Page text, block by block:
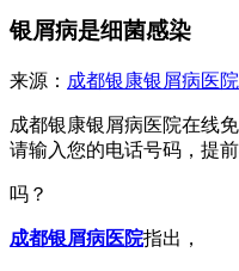
银屑病是细菌感染
来源： 成都银康银屑病医院
成都银康银屑病医院在线
请输入您的电话号码，提
吗？
成都银屑病医院指出，